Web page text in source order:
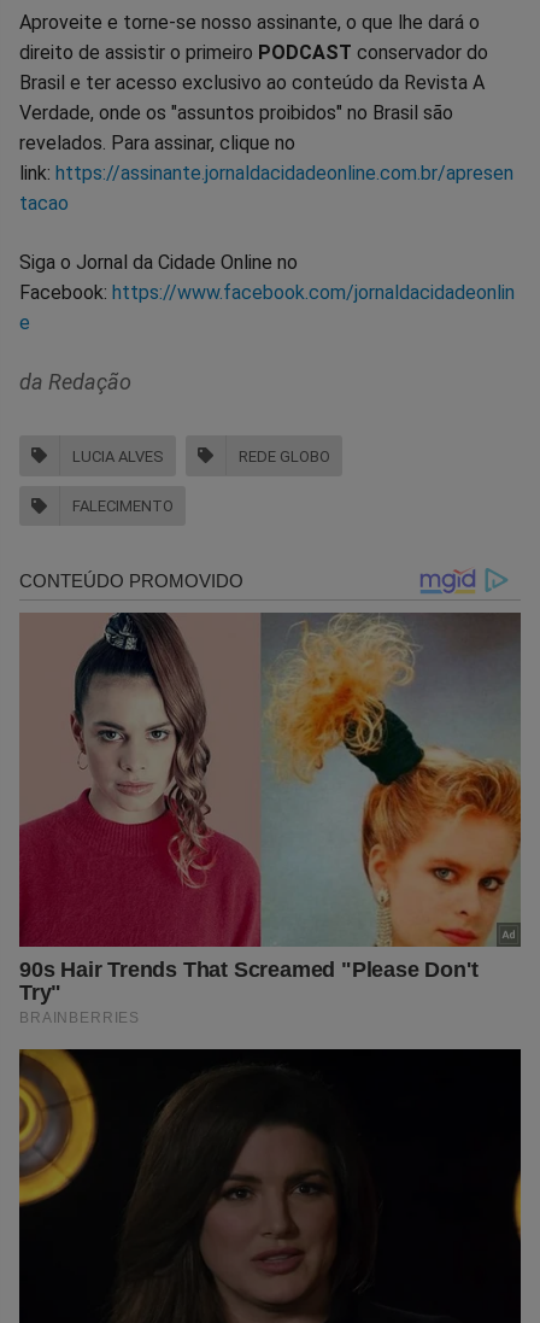
Aproveite e torne-se nosso assinante, o que lhe dará o
direito de assistir o primeiro PODCAST conservador do
Brasil e ter acesso exclusivo ao conteúdo da Revista A
Verdade, onde os "assuntos proibidos" no Brasil são
revelados. Para assinar, clique no
link: https://assinante.jornaldacidadeonline.com.br/apresen
tacao
Siga o Jornal da Cidade Online no
Facebook: https://www.facebook.com/jornaldacidadeonlin
e
da Redação
LUCIA ALVES REDE GLOBO
FALECIMENTO